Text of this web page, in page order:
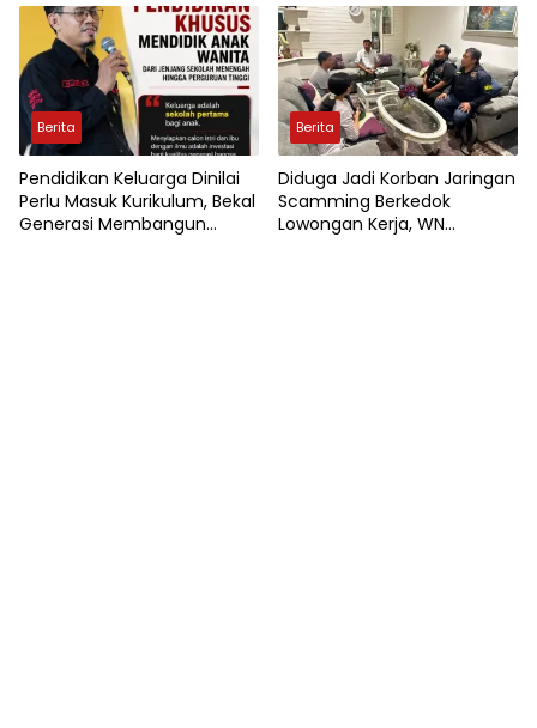
Pendidikan di Sukabumi
Pengembalian Uang
Berita
Pendidikan Keluarga Dinilai
Perlu Masuk Kurikulum, Bekal
Generasi Membangun
Berita
Diduga Jadi Korban Jaringan
Scamming Berkedok
Lowongan Kerja, WN